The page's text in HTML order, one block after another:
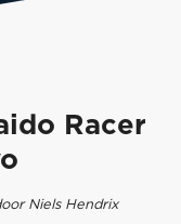
Racer
Niels Hendrix